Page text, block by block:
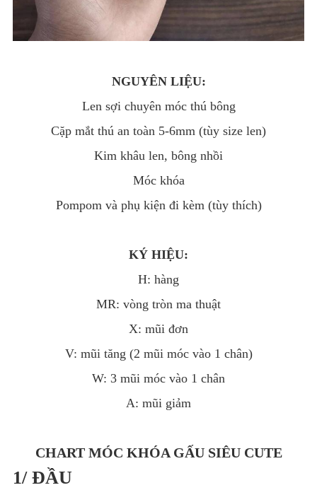
NGUYÊN LIỆU:
Len sợi chuyên móc thú bông
Cặp mắt thú an toàn 5-6mm (tùy size len)
Kim khâu len, bông nhồi
Móc khóa
Pompom và phụ kiện đi kèm (tùy thích)
KÝ HIỆU:
H: hàng
MR: vòng tròn ma thuật
X: mũi đơn
V: mũi tăng (2 mũi móc vào 1 chân)
W: 3 mũi móc vào 1 chân
A: mũi giảm
CHART MÓC KHÓA GẤU SIÊU CUTE
1/ ĐẦU